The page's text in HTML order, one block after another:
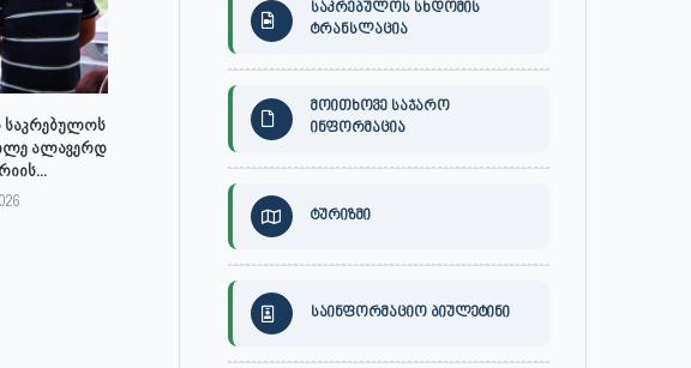
საკრებულოს
ალავერდ
30 ივლისს, ქალაქი ონში,
დაავადებათა კონტროლისა და
საზოგადოებრივი...
ივლისი 27, 2026
გამართა...
საკრებულოს სხდომის
ტრანსლაცია
მოითხოვე საჯარო
ინფორმაცია
ტურიზმი
საინფორმაციო ბიულეტინი